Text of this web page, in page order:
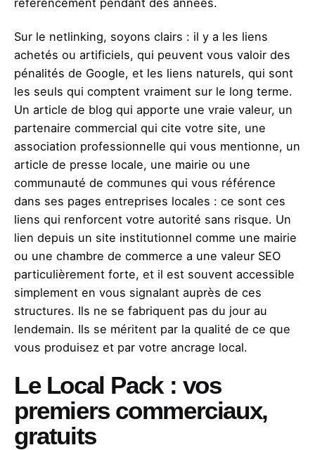
référencement pendant des années.
Sur le netlinking, soyons clairs : il y a les liens
achetés ou artificiels, qui peuvent vous valoir des
pénalités de Google, et les liens naturels, qui sont
les seuls qui comptent vraiment sur le long terme.
Un article de blog qui apporte une vraie valeur, un
partenaire commercial qui cite votre site, une
association professionnelle qui vous mentionne, un
article de presse locale, une mairie ou une
communauté de communes qui vous référence
dans ses pages entreprises locales : ce sont ces
liens qui renforcent votre autorité sans risque. Un
lien depuis un site institutionnel comme une mairie
ou une chambre de commerce a une valeur SEO
particulièrement forte, et il est souvent accessible
simplement en vous signalant auprès de ces
structures. Ils ne se fabriquent pas du jour au
lendemain. Ils se méritent par la qualité de ce que
vous produisez et par votre ancrage local.
Le Local Pack : vos
premiers commerciaux,
gratuits